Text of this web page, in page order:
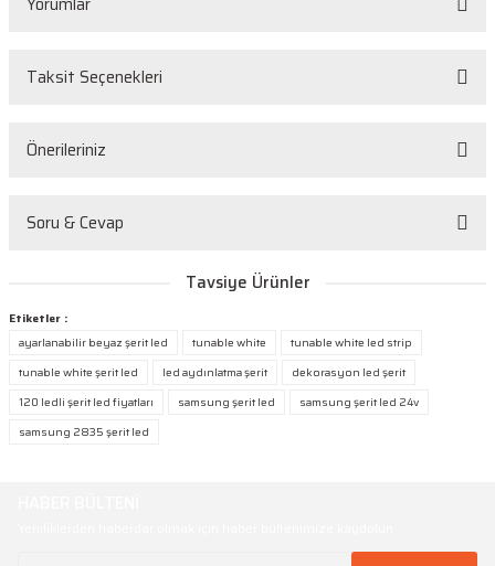
Taksit Seçenekleri
Önerileriniz
yetersiz gördüğünüz noktaları öneri formunu kullanarak tarafımıza
Görüş ve önerileriniz için teşekkür ederiz.
Ürün resmi kalitesiz, bozuk veya görüntülenemiyor.
Ürün açıklamasında eksik bilgiler bulunuyor.
Soru & Cevap
Soru Sor
Tavsiye Ürünler
Etiketler :
ayarlanabilir beyaz şerit led
tunable white
tunable white led strip
tunable white şerit led
led aydınlatma şerit
dekorasyon led şerit
120 ledli şerit led fiyatları
samsung şerit led
samsung şerit led 24v
samsung 2835 şerit led